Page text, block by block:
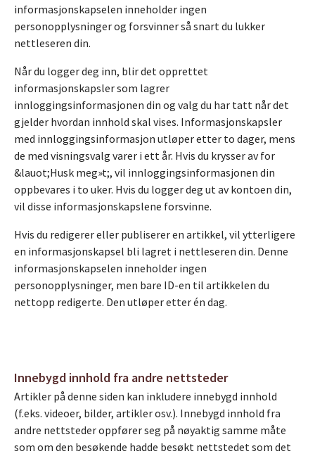
informasjonskapselen inneholder ingen
personopplysninger og forsvinner så snart du lukker
nettleseren din.
Når du logger deg inn, blir det opprettet
informasjonskapsler som lagrer
innloggingsinformasjonen din og valg du har tatt når det
gjelder hvordan innhold skal vises. Informasjonskapsler
med innloggingsinformasjon utløper etter to dager, mens
de med visningsvalg varer i ett år. Hvis du krysser av for
&lauot;Husk meg»t;, vil innloggingsinformasjonen din
oppbevares i to uker. Hvis du logger deg ut av kontoen din,
vil disse informasjonskapslene forsvinne.
Hvis du redigerer eller publiserer en artikkel, vil ytterligere
en informasjonskapsel bli lagret i nettleseren din. Denne
informasjonskapselen inneholder ingen
personopplysninger, men bare ID-en til artikkelen du
nettopp redigerte. Den utløper etter én dag.
Innebygd innhold fra andre nettsteder
Artikler på denne siden kan inkludere innebygd innhold
(f.eks. videoer, bilder, artikler osv.). Innebygd innhold fra
andre nettsteder oppfører seg på nøyaktig samme måte
som om den besøkende hadde besøkt nettstedet som det